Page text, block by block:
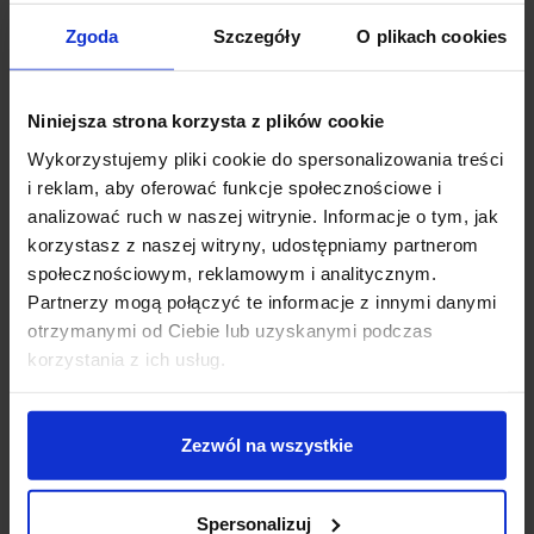
Zgoda Szczegóły O plikach cookies
Niniejsza strona korzysta z plików cookie
Wykorzystujemy pliki cookie do spersonalizowania treści
i reklam, aby oferować funkcje społecznościowe i
analizować ruch w naszej witrynie. Informacje o tym, jak
korzystasz z naszej witryny, udostępniamy partnerom
społecznościowym, reklamowym i analitycznym.
Partnerzy mogą połączyć te informacje z innymi danymi
otrzymanymi od Ciebie lub uzyskanymi podczas
korzystania z ich usług.
Zezwól na wszystkie
Spersonalizuj
Zapytaj o produkt
Opis
LUCES PAITA LE44353to nowoczesne i eleganckie
oświetlenie ścienne, idealne do różnych wnętrz. Kinkiet
ten łączy w sobie funkcjonalność i styl, oferując
nowoczesne oświetlenie o eleganckim złotym
wykończeniu.
Wysokość (cm): 22
Głębokość (cm): 12,3